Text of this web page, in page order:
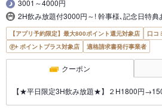
3001～4000円
2H飲み放題付3000円～! 幹事様､記念日特典
【アプリ予約限定】最大800ポイント還元対象店
口コ
ポイントプラス対象店
適格請求書発行事業者
クーポン
【★平日限定3H飲み放題★】２H1800円